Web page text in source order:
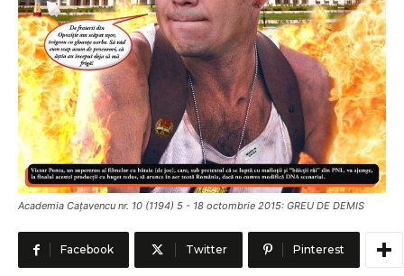
Academia Cațavencu nr. 10 (1194) 5 - 18 octombrie 2015: GREU DE DEMIS
Facebook Twitter Pinterest